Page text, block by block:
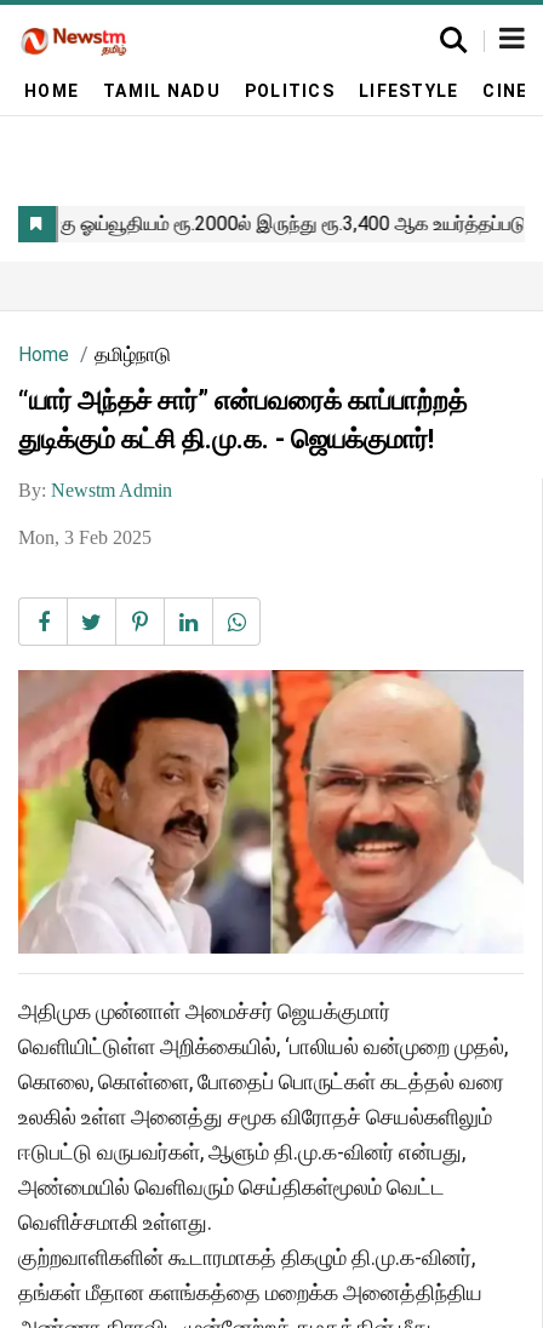
HOME TAMIL NADU POLITICS LIFESTYLE
Home தமிழ்நாடு
“யார் அந்தச் சார்” என்பவரைக் காப்பாற்றத்
துடிக்கும் கட்சி தி.மு.க. - ஜெயக்குமார்!
By: Newstm Admin
Mon, 3 Feb 2025
அதிமுக முன்னாள் அமைச்சர் ஜெயக்குமார்
வெளியிட்டுள்ள அறிக்கையில், ‘பாலியல் வன்முறை முதல்,
கொலை, கொள்ளை, போதைப் பொருட்கள் கடத்தல் வரை
உலகில் உள்ள அனைத்து சமூக விரோதச் செயல்களிலும்
ஈடுபட்டு வருபவர்கள், ஆளும் தி.மு.க-வினர் என்பது,
அண்மையில் வெளிவரும் செய்திகள்மூலம் வெட்ட
வெளிச்சமாகி உள்ளது.
குற்றவாளிகளின் கூடாரமாகத் திகழும் தி.மு.க-வினர்,
தங்கள் மீதான களங்கத்தை மறைக்க அனைத்திந்திய